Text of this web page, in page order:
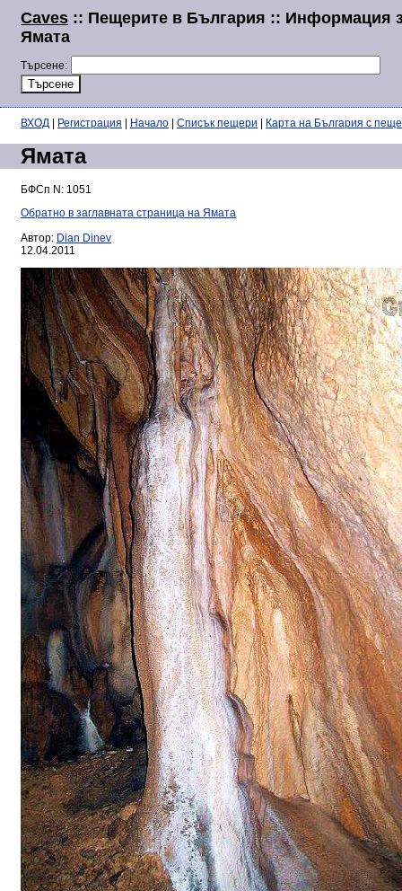
Caves :: Пещерите в България :: Информация
Ямата
Търсене:
ВХОД Регистрация Начало Списък пещери Карта на България с
Ямата
БФСп N: 1051
Обратно в заглавната страница на Ямата
Автор: Dian Dinev
12.04.2011